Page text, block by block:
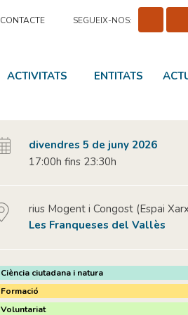
CONTACTE SEGUEIX-NOS:
ACTIVITATS ENTITATS
divendres 5 de juny 2026
17:00h fins 23:30h
rius Mogent i Congost (Espai
Les Franqueses del Vallès
Ciència ciutadana i natura
Formació
Voluntariat